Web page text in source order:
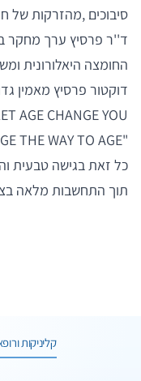
סיבוכים ,מהזרקות של
ד''ר פרסיץ ערך מחקר
החומצה היאלורונית
דוקטור פרסיץ מאמין
AGE CHANGE YOU"
כל זאת בגישה טבעית
תוך התחשבות מלאה
קליניקות